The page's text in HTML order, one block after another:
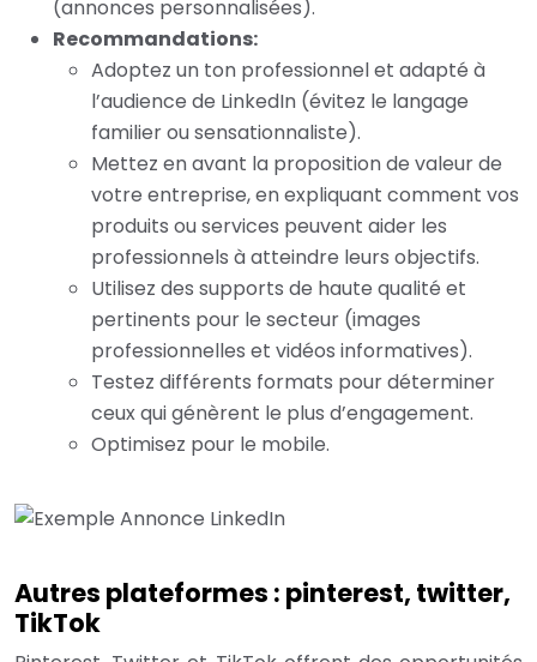
(annonces personnalisées).
Recommandations:
Adoptez un ton professionnel et adapté à
l’audience de LinkedIn (évitez le langage
familier ou sensationnaliste).
Mettez en avant la proposition de valeur de
votre entreprise, en expliquant comment vos
produits ou services peuvent aider les
professionnels à atteindre leurs objectifs.
Utilisez des supports de haute qualité et
pertinents pour le secteur (images
professionnelles et vidéos informatives).
Testez différents formats pour déterminer
ceux qui génèrent le plus d’engagement.
Optimisez pour le mobile.
Autres plateformes : pinterest, twitter,
TikTok